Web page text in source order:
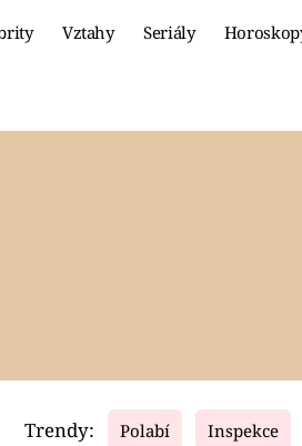
Vztahy Seriály
Video
Trendy: Polabí Inspekce